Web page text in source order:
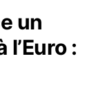
un
: